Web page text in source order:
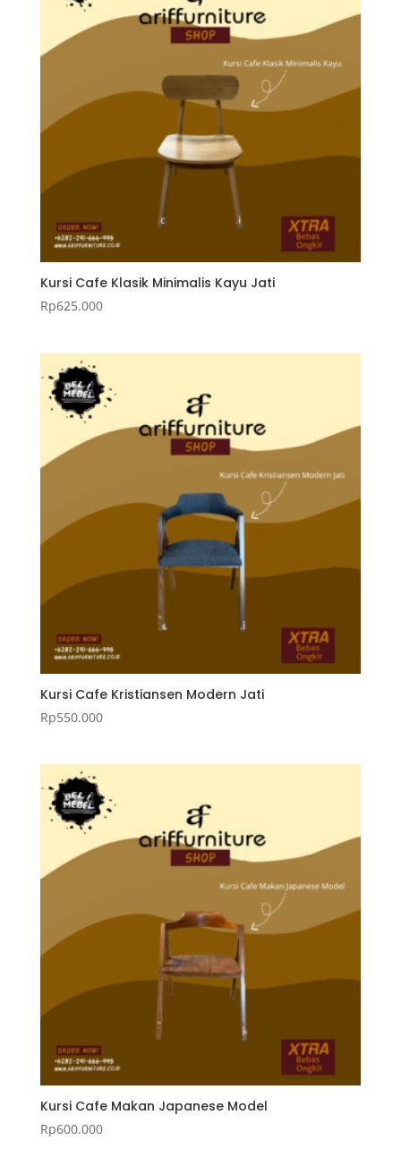
Kursi Cafe Klasik Minimalis Kayu Jati
Rp625.000
Kursi Cafe Kristiansen Modern Jati
Rp550.000
Kursi Cafe Makan Japanese Model
Rp600.000